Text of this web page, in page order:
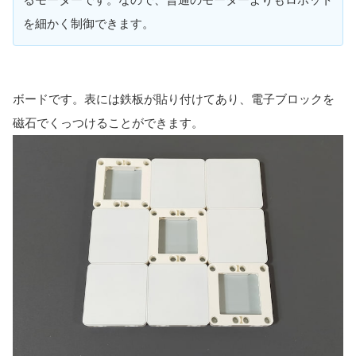
を細かく制御できます。
ボードです。表には鉄板が貼り付けてあり、電子ブロックを
磁石でくっつけることができます。